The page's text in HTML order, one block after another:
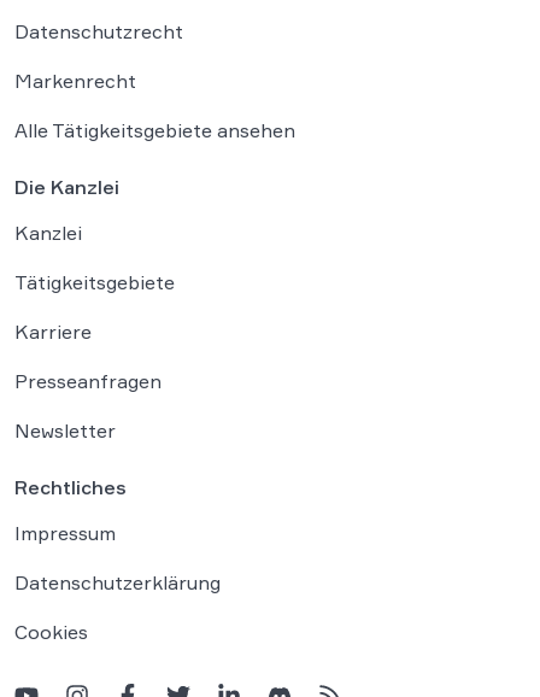
Datenschutzrecht
Markenrecht
Alle Tätigkeitsgebiete ansehen
Die Kanzlei
Kanzlei
Tätigkeitsgebiete
Karriere
Presseanfragen
Newsletter
Rechtliches
Impressum
Datenschutzerklärung
Cookies